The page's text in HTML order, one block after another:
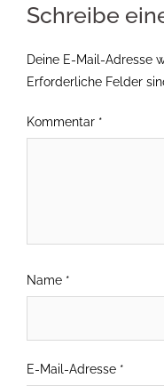
Schreibe
Deine E-Mail-Adresse
Erforderliche Felder
Kommentar *
Name *
E-Mail-Adresse *